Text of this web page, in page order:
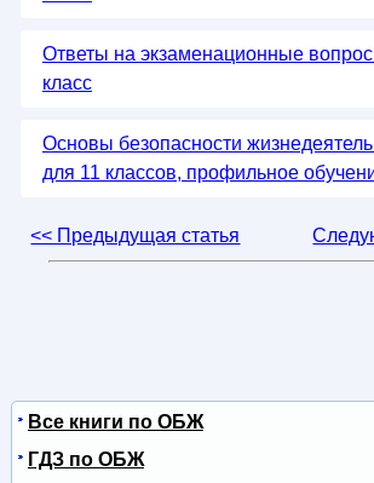
Ответы на экзаменационные
класс
Основы безопасности
для 11 классов, профильное
<< Предыдущая статья
Все книги по ОБЖ
ГДЗ по ОБЖ